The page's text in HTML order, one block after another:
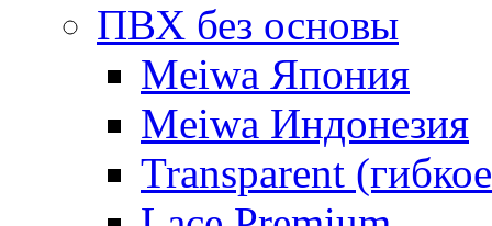
ПВХ без основы
Meiwa Япония
Meiwa Индонезия
Transparent